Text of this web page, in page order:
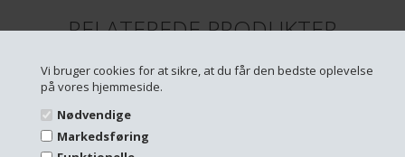
Vi bruger cookies for at sikre, at du får den bedste oplevelse
på vores hjemmeside.
Nødvendige
Markedsføring
RELATEREDE PRODUKTER